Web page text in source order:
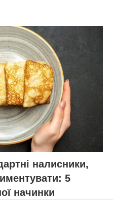
налисники,
5
начинки